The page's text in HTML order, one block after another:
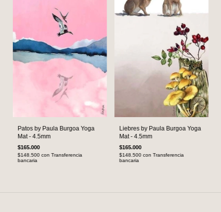
Patos by Paula Burgoa Yoga
Mat - 4.5mm
$165.000
$148.500con Transferencia
bancaria
Liebres by Paula Burgoa Yoga
Mat - 4.5mm
$165.000
$148.500con Transferencia
bancaria